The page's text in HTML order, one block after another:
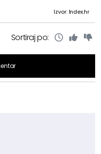
Izvor: Index.hr
Sortiraj po: